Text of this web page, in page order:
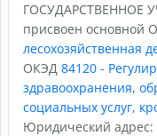
ГОСУДАРСТВЕННОЕ
присвоен основной
лесохозяйственная
ОКЭД 84120 -
здравоохранения,
социальных услуг,
Юридический адрес: